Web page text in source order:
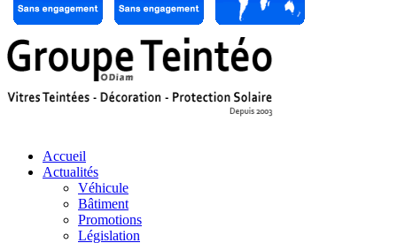
Accueil
Actualités
Véhicule
Bâtiment
Promotions
Législation